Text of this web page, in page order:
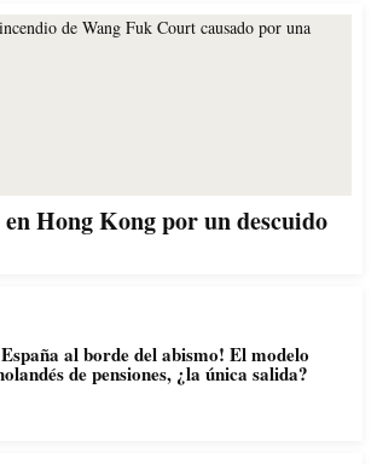
Hong Kong por un descuido
al borde del abismo! El modelo
de pensiones, ¿la única salida?